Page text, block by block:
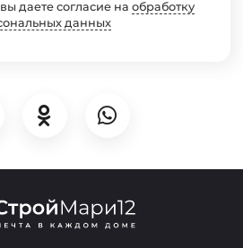
даете согласие на обработку
данных